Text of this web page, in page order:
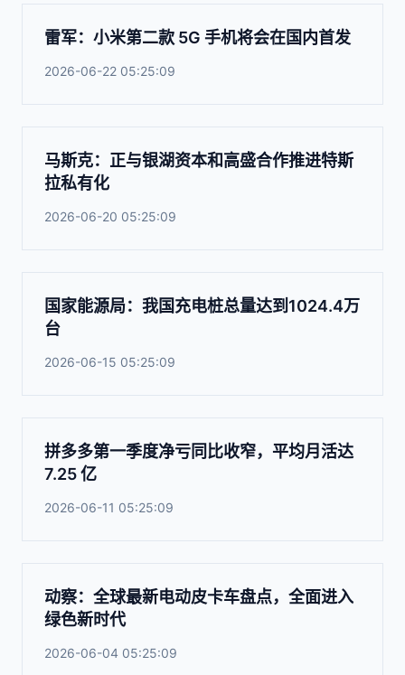
雷军：小米第二款 5G 手机将会在国内首发
2026-06-22 05:25:09
马斯克：正与银湖资本和高盛合作推进特斯
拉私有化
2026-06-20 05:25:09
国家能源局：我国充电桩总量达到1024.4万
台
2026-06-15 05:25:09
拼多多第一季度净亏同比收窄，平均月活达
7.25 亿
2026-06-11 05:25:09
动察：全球最新电动皮卡车盘点，全面进入
绿色新时代
2026-06-04 05:25:09